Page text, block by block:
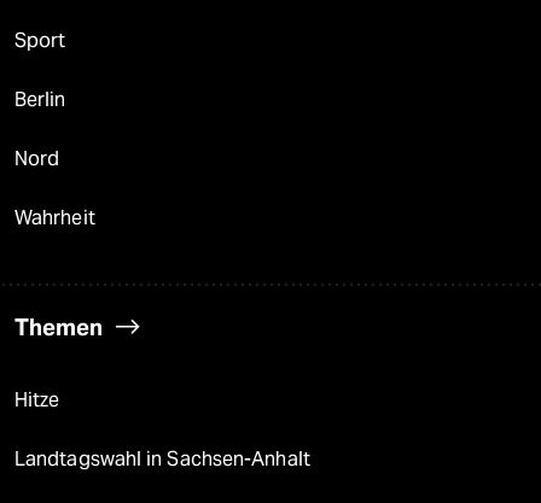
Sport
Berlin
Nord
Wahrheit
Themen
Hitze
Landtagswahl in Sachsen-Anhalt